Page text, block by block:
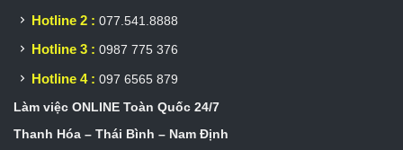
Hotline 2 : 077.541.8888
Hotline 3 : 0987 775 376
Hotline 4 : 097 6565 879
Làm việc ONLINE Toàn Quốc 24/7
Thanh Hóa – Thái Bình – Nam Định